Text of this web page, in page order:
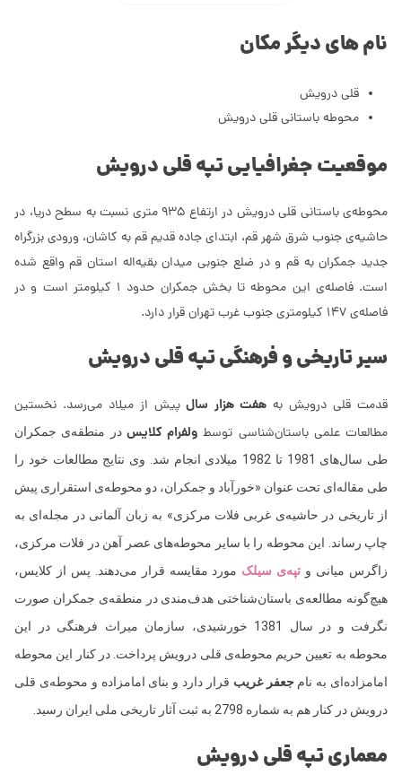
نام های دیگر مکان
قلی درویش
محوطه باستانی قلی درویش
موقعیت جغرافیایی تپه قلی درویش
محوطه‌ی باستانی قلی درویش در ارتفاع 935 متری نسبت به سطح دریا، در
حاشیه‌ی جنوب شرق شهر قم، ابتدای جاده قدیم قم به کاشان، ورودی بزرگراه
جدید جمکران به قم و در ضلع جنوبی میدان بقیه‌اله استان قم واقع شده
است. فاصله‌ی این محوطه تا بخش جمکران حدود 1 کیلومتر است و در
فاصله‌ی 147 کیلومتری جنوب غرب تهران قرار دارد.
سیر تاریخی و فرهنگی تپه قلی درویش
قدمت قلی درویش بههفت هزار سال پیش از میلاد می‌رسد. نخستین
مطالعات علمی باستان‌شناسی توسط ولفرام کلایس در منطقه‌ی جمکران
طی سال‌های 1981 تا 1982 میلادی انجام شد. وی نتایج مطالعات خود را
طی مقاله‌ای تحت عنوان «خورآباد و جمکران، دو محوطه‌ی استقراری پیش
از تاریخی در حاشیه‌ی غربی فلات مرکزی» به زبان آلمانی در مجله‌ای به
چاپ رساند. این محوطه را با سایر محوطه‌های عصر آهن در فلات مرکزی،
زاگرس میانی و تپه‌ی سیلک مورد مقایسه قرار می‌دهند. پس از کلایس،
هیچ‌گونه مطالعه‌ی باستان‌شناختی هدف‌مندی در منطقه‌ی جمکران صورت
نگرفت و در سال 1381 خورشیدی، سازمان میراث فرهنگی در این
محوطه به تعیین حریم محوطه‌ی قلی درویش پرداخت. در کنار این محوطه
امامزاده‌ای به نام جعفر غریب قرار دارد و بنای امامزاده و محوطه‌ی قلی
درویش در کنار هم به شماره 2798 به ثبت آثار تاریخی ملی ایران رسید.
معماری تپه قلی درویش